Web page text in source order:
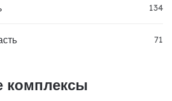
134
71
комплексы